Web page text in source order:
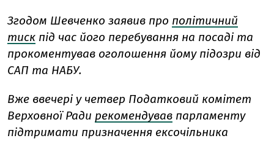
Згодом Шевченко заявив про політичний
тиск під час його перебування на посаді та
прокоментував оголошення йому підозри від
САП та НАБУ.
Вже ввечері у четвер Податковий комітет
Верховної Ради рекомендував парламенту
підтримати призначення ексочільника